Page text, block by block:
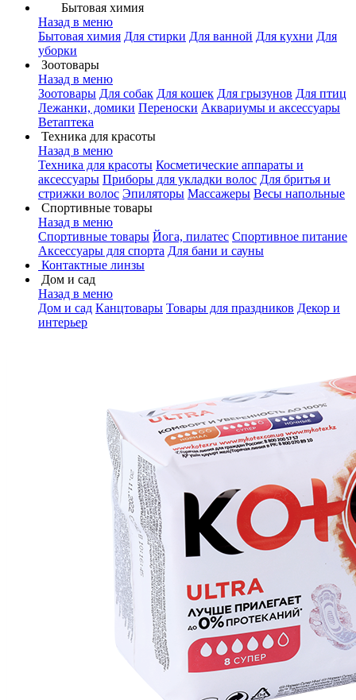
Бытовая химия
Назад в меню
Бытовая химия Для стирки Для ванной Для кухни Для
уборки
Зоотовары
Назад в меню
Зоотовары Для собак Для кошек Для грызунов Для птиц
Лежанки, домики Переноски Аквариумы и аксессуары
Ветаптека
Техника для красоты
Назад в меню
Техника для красоты Косметические аппараты и
аксессуары Приборы для укладки волос Для бритья и
стрижки волос Эпиляторы Массажеры Весы напольные
Спортивные товары
Назад в меню
Спортивные товары Йога, пилатес Спортивное питание
Аксессуары для спорта Для бани и сауны
Контактные линзы
Дом и сад
Назад в меню
Дом и сад Канцтовары Товары для праздников Декор и
интерьер